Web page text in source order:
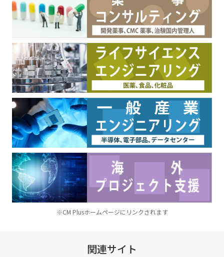
※CM Plusホームページにリンクされます
関連サイト